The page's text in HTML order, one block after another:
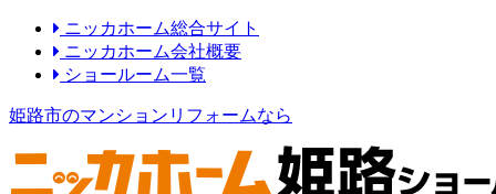
ニッカホーム総合サイト
ニッカホーム会社概要
ショールーム一覧
姫路市のマンションリフォームなら